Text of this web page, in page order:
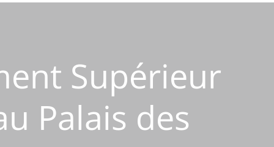
Supérieur
Palais des